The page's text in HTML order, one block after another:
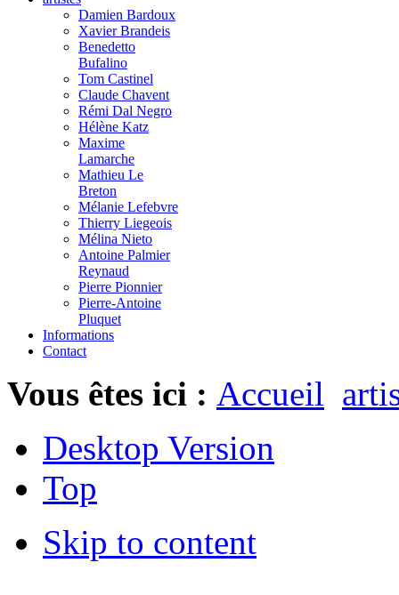
Damien Bardoux
Xavier Brandeis
Benedetto
Bufalino
Tom Castinel
Claude Chavent
Rémi Dal Negro
Hélène Katz
Maxime
Lamarche
Mathieu Le
Breton
Mélanie Lefebvre
Thierry Liegeois
Mélina Nieto
Antoine Palmier
Reynaud
Pierre Pionnier
Pierre-Antoine
Pluquet
Informations
Contact
Vous êtes ici : Accueil
Desktop Version
Top
Skip to content